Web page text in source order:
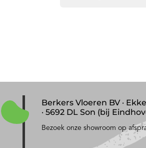
Berkers Vloeren BV ·
· 5692 DL Son (bij
Bezoek onze showroom op